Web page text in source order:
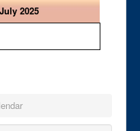
2025